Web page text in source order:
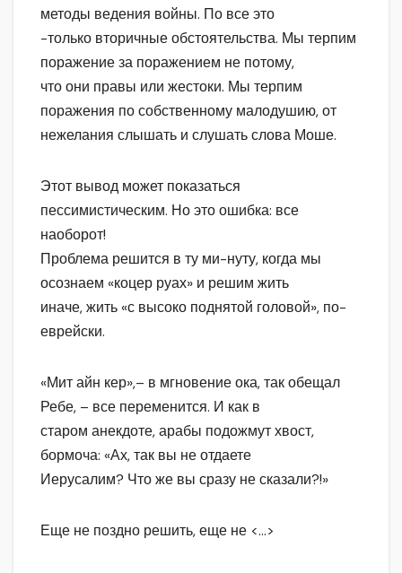
методы ведения войны. По все это
-только вторичные обстоятельства. Мы терпим
поражение за поражением не потому,
что они правы или жестоки. Мы терпим
поражения по собственному малодушию, от
нежелания слышать и слушать слова Моше.
Этот вывод может показаться
пессимистическим. Но это ошибка: все
наоборот!
Проблема решится в ту ми-нуту, когда мы
осознаем «коцер руах» и решим жить
иначе, жить «с высоко поднятой головой», по-
еврейски.
«Мит айн кер»,– в мгновение ока, так обещал
Ребе, – все переменится. И как в
старом анекдоте, арабы подожмут хвост,
бормоча: «Ах, так вы не отдаете
Иерусалим? Что же вы сразу не сказали?!»
Еще не поздно решить, еще не <…>